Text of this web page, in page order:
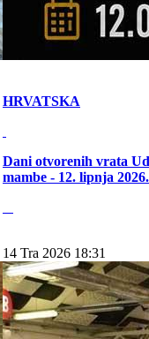
HRVATSKA
Dani otvorenih vrata
mambe - 12. lipnja 2026.
14 Tra 2026 18:31